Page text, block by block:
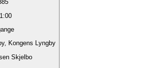
Kongens Lyngby
Skjelbo